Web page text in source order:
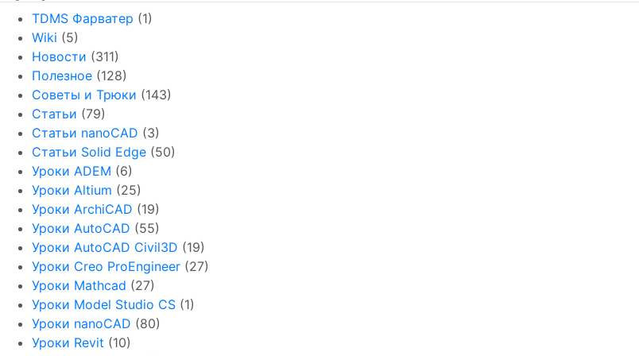
TDMS Фарватер (1)
Wiki (5)
Новости (311)
Полезное (128)
Советы и Трюки (143)
Статьи (79)
Статьи nanoCAD (3)
Статьи Solid Edge (50)
Уроки ADEM (6)
Уроки Altium (25)
Уроки ArchiCAD (19)
Уроки AutoCAD (55)
Уроки AutoCAD Civil3D (19)
Уроки Creo ProEngineer (27)
Уроки Mathcad (27)
Уроки Model Studio CS (1)
Уроки nanoCAD (80)
Уроки Revit (10)